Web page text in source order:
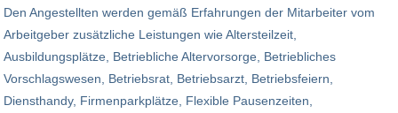
Den Angestellten werden gemäß Erfahrungen der Mitarbeiter vom
Arbeitgeber zusätzliche Leistungen wie Altersteilzeit,
Ausbildungsplätze, Betriebliche Altervorsorge, Betriebliches
Vorschlagswesen, Betriebsrat, Betriebsarzt, Betriebsfeiern,
Diensthandy, Firmenparkplätze, Flexible Pausenzeiten,